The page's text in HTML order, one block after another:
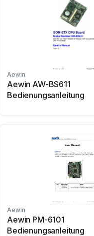
Aewin
Aewin AW-BS611
Bedienungsanleitung
Aewin
Aewin PM-6101
Bedienungsanleitung